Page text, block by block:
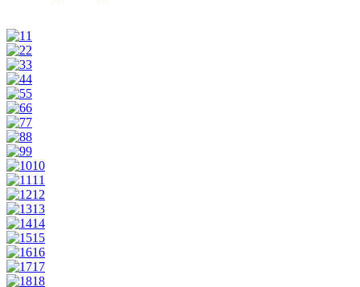
1
2
3
4
5
6
7
8
9
10
11
12
13
14
15
16
17
18